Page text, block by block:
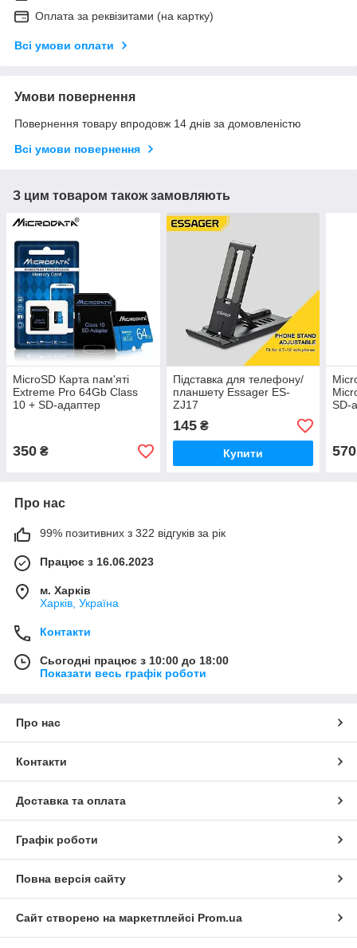
Оплата за реквізитами (на картку)
Всі умови оплати
Умови повернення
Повернення товару впродовж 14 днів за домовленістю
Всі умови повернення
З цим товаром також замовляють
MicroSD Карта пам'яті
Extreme Pro 64Gb Class
10 + SD-адаптер
350 ₴
Підставка для телефону/
планшету Essager ES-
ZJ17
145₴
Купити
SD-
570
Про нас
99% позитивних з 322 відгуків за рік
Працює з 16.06.2023
м. Харків
Харків, Україна
Контакти
Сьогодні працює з 10:00 до 18:00
Показати весь графік роботи
Про нас
Контакти
Доставка та оплата
Графік роботи
Повна версія сайту
Сайт створено на маркетплейсі Prom.ua